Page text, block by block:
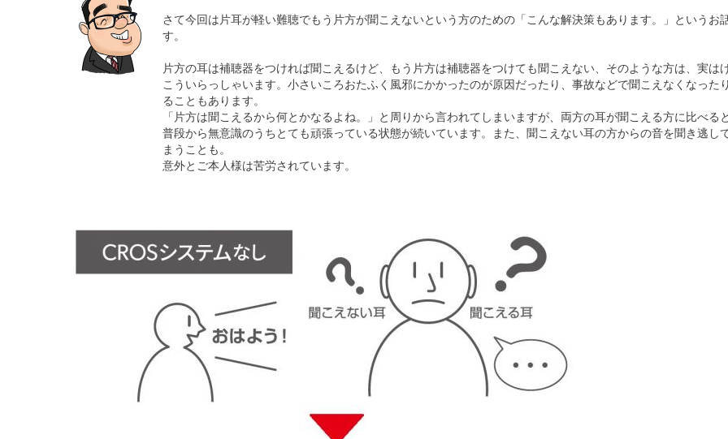
さて今回は片耳が軽い難聴でもう片方が聞こえないという方のための「こんな解決策もあります。」というお
す。
片方の耳は補聴器をつければ聞こえるけど、もう片方は補聴器をつけても聞こえない、そのような方は、実は
こういらっしゃいます。小さいころおたふく風邪にかかったのが原因だったり、事故などで聞こえなくなった
ることもあります。
「片方は聞こえるから何とかなるよね。」と周りから言われてしまいますが、両方の耳が聞こえる方に比べると
普段から無意識のうちとても頑張っている状態が続いています。また、聞こえない耳の方からの音を聞き逃し
まうことも。
意外とご本人様は苦労されています。